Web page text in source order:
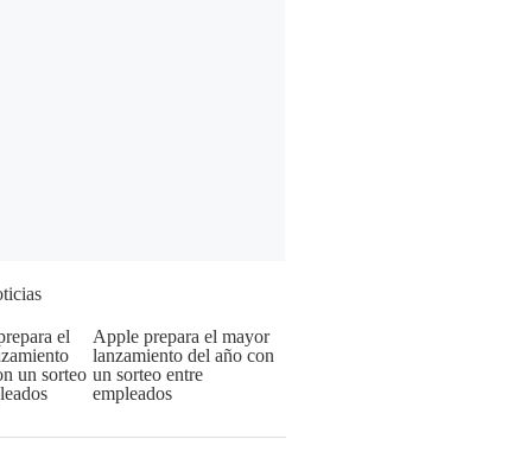
Apple prepara el mayor
lanzamiento del año con
un sorteo entre
empleados